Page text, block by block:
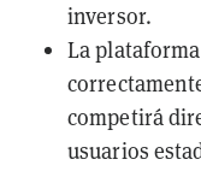
inversor.
La
competirá
usuarios